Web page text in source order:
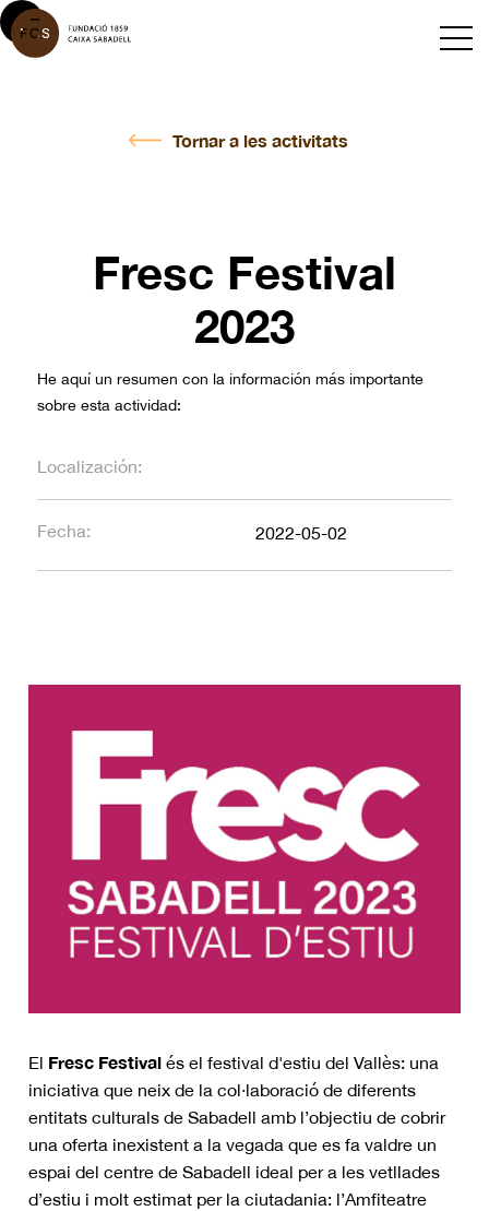
Tornar a les activitats
El Fresc Festival és el festival d'estiu del Vallès: una
iniciativa que neix de la col·laboració de diferents
entitats culturals de Sabadell amb l’objectiu de cobrir
una oferta inexistent a la vegada que es fa valdre un
espai del centre de Sabadell ideal per a les vetllades
d’estiu i molt estimat per la ciutadania: l’Amfiteatre
Fresc Festival
2023
He aquí un resumen con la información más importante
sobre esta actividad:
Localización:
Fecha: 2022-05-02